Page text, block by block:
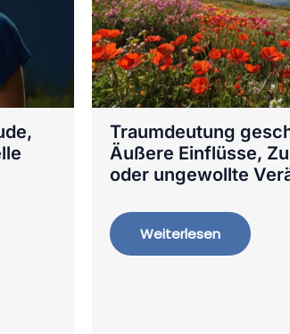
Traumdeutung
Äußere Einflüsse,
oder ungewollte
Weiterlesen